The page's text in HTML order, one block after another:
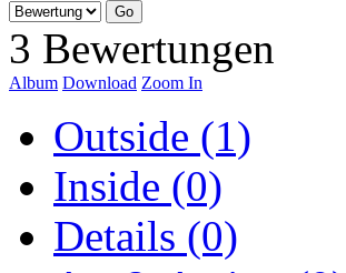
3 Bewertungen
Album Download Zoom In
Outside (1)
Inside (0)
Details (0)